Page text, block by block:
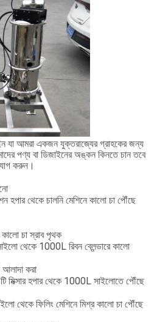
যা আমরা একজন যুক্তরাজ্যের গ্রাহকের জন্য
পণ্য বা ডিজাইনের অঙ্কন কিনতে চান তবে
করুন।
হপার থেকে চালনি মেশিনে কালো চা পৌঁছে
চা স্রাব পৃথক
থেকে 1000L রিবন ব্লেন্ডারে কালো
আলাদা করা
মিক্সার হপার থেকে 1000L সাইলোতে পৌঁছে
থেকে ফিলিং মেশিনে মিশ্র কালো চা পৌঁছে